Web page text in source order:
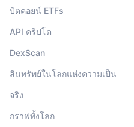
บิตคอยน์ ETFs
API คริปโต
DexScan
สินทรัพย์ในโลกแห่งความเป็น
จริง
กราฟทั้งโลก